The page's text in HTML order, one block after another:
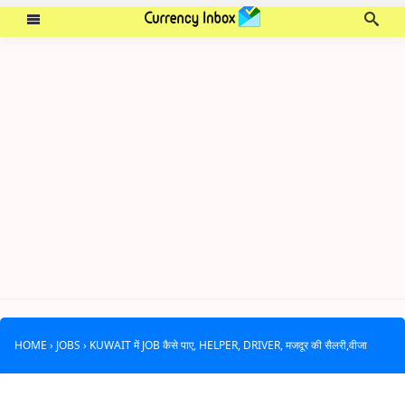
HOME › JOBS › KUWAIT में JOB कैसे पाए, HELPER, DRIVER, मजदूर की सैलरी,वीजा